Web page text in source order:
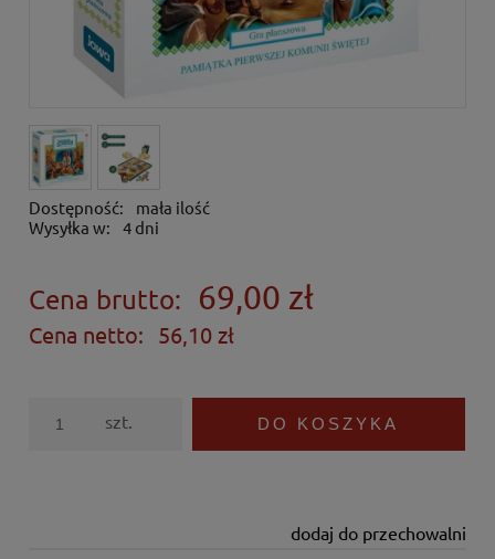
Dostępność:
mała ilość
Wysyłka w:
4 dni
Cena brutto: 69,00 zł
Cena netto: 56,10 zł
szt. DO KOSZYKA
dodaj do przechowalni